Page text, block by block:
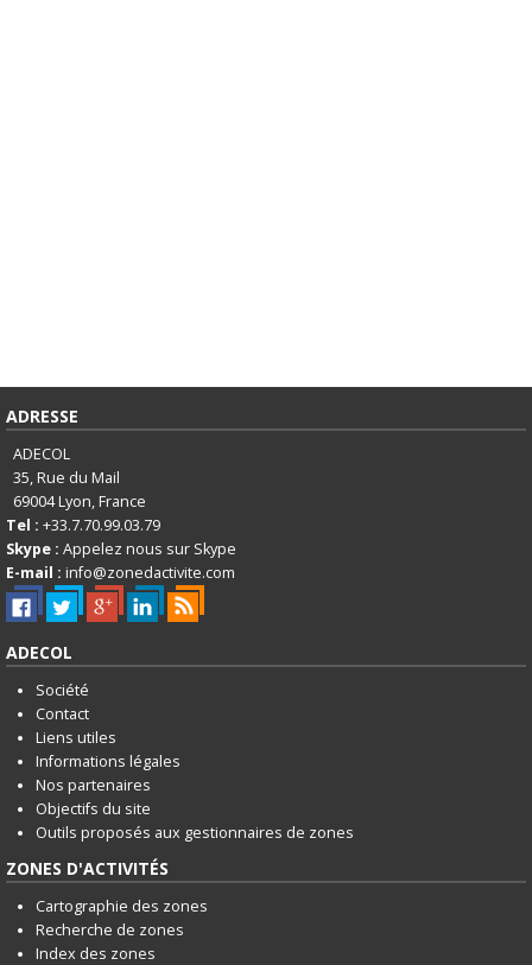
ADRESSE
ADECOL
35, Rue du Mail
69004Lyon, France
Tel : +33.7.70.99.03.79
Skype : Appelez nous sur Skype
E-mail : info@zonedactivite.com
ADECOL
Société
Contact
Liens utiles
Informations légales
Nos partenaires
Objectifs du site
Outils proposés aux gestionnaires de zones
ZONES D'ACTIVITÉS
Cartographie des zones
Recherche de zones
Index des zones